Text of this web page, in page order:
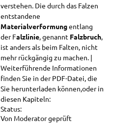
verstehen. Die durch das Falzen
entstandene
Materialverformungentlang
derFalzlinie , genannt Falzbruch
ist anders als beim Falten, nicht
mehr rückgängig zu machen.
Weiterführende Informationen
finden Sie in der PDF-Datei, die
Sie herunterladen können, oder in
diesen Kapiteln:
Status:
Von Moderator geprüft